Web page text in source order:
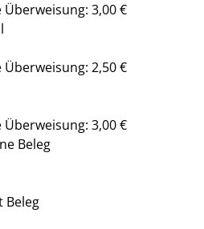
3,00 €
2,50 €
3,00 €
Beleg
Beleg